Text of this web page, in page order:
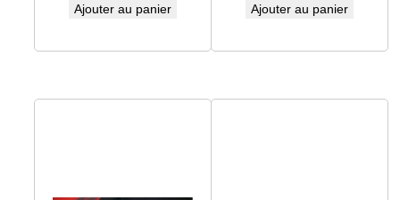
Ajouter au panier Ajouter au panier